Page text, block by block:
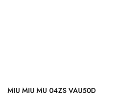
MIU MIU MU 04ZS VAU50D